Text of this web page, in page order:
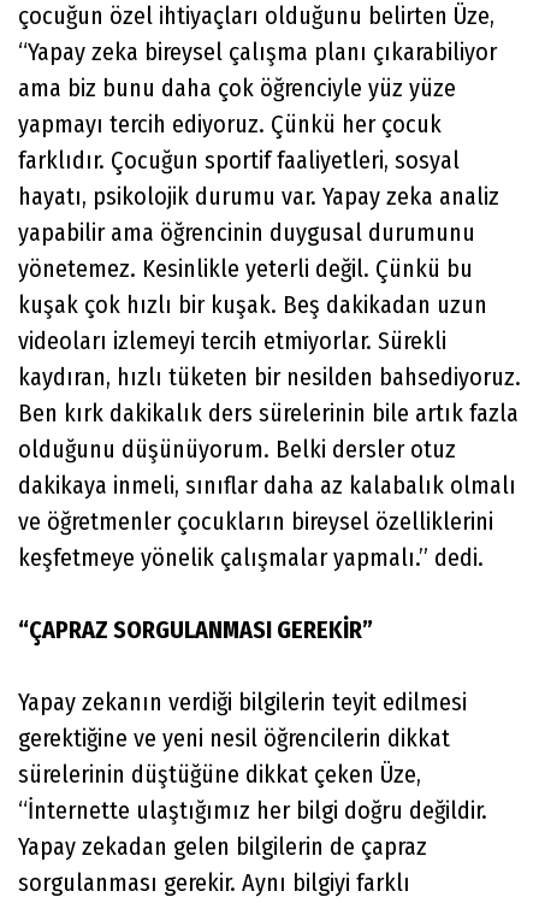
çocuğun özel ihtiyaçları olduğunu belirten Üze,
“Yapay zeka bireysel çalışma planı çıkarabiliyor
ama biz bunu daha çok öğrenciyle yüz yüze
yapmayı tercih ediyoruz. Çünkü her çocuk
farklıdır. Çocuğun sportif faaliyetleri, sosyal
hayatı, psikolojik durumu var. Yapay zeka analiz
yapabilir ama öğrencinin duygusal durumunu
yönetemez. Kesinlikle yeterli değil. Çünkü bu
kuşak çok hızlı bir kuşak. Beş dakikadan uzun
videoları izlemeyi tercih etmiyorlar. Sürekli
kaydıran, hızlı tüketen bir nesilden bahsediyoruz.
Ben kırk dakikalık ders sürelerinin bile artık fazla
olduğunu düşünüyorum. Belki dersler otuz
dakikaya inmeli, sınıflar daha az kalabalık olmalı
ve öğretmenler çocukların bireysel özelliklerini
keşfetmeye yönelik çalışmalar yapmalı.” dedi.
“ÇAPRAZ SORGULANMASI GEREKİR”
Yapay zekanın verdiği bilgilerin teyit edilmesi
gerektiğine ve yeni nesil öğrencilerin dikkat
sürelerinin düştüğüne dikkat çeken Üze,
“İnternette ulaştığımız her bilgi doğru değildir.
Yapay zekadan gelen bilgilerin de çapraz
sorgulanması gerekir. Aynı bilgiyi farklı